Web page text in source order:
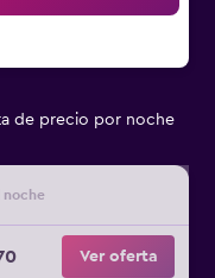
de precio por noche
noche
Ver oferta